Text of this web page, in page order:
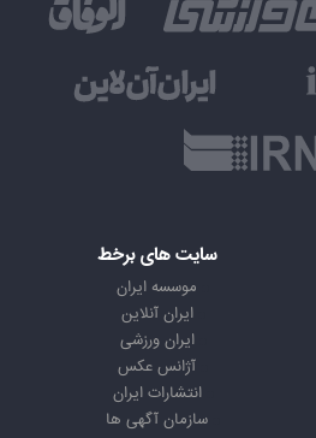
سایت های برخط
موسسه ایران
ایران آنلاین
ایران ورزشی
آژانس عکس
انتشارات ایران
سازمان آگهی ها